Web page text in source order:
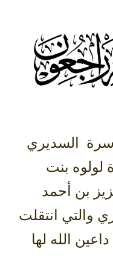
لولوه بنت
بن أحمد
والتي انتقلت
الله لها